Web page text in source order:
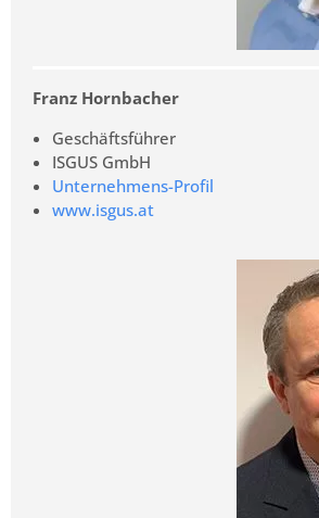
Franz Hornbacher
Geschäftsführer
ISGUS GmbH
Unternehmens-Profil
www.isgus.at